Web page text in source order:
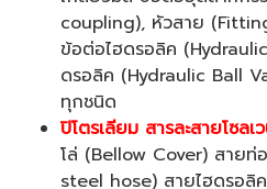
coupling), หัวสาย
ข้อต่อไฮดรอลิค
ดรอลิค (Hydraulic Ball
ทุกชนิด
ปิโตรเลียม สารละสายโซลเ
โล่ (Bellow Cover) สายท่
steel hose) สายไฮดรอลิค